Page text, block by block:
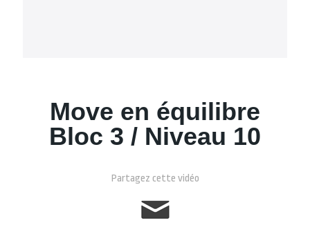
Move en équilibre
Bloc 3 / Niveau 10
Partagez cette vidéo